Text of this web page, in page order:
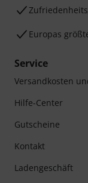
Europas
Service
Versandkosten
Hilfe-Center
Gutscheine
Kontakt
Ladengeschäft